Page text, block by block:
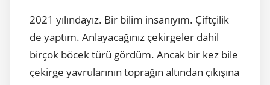
2021 yılındayız. Bir bilim insanıyım. Çiftçilik
de yaptım. Anlayacağınız çekirgeler dahil
birçok böcek türü gördüm. Ancak bir kez bile
çekirge yavrularının toprağın altından çıkışına